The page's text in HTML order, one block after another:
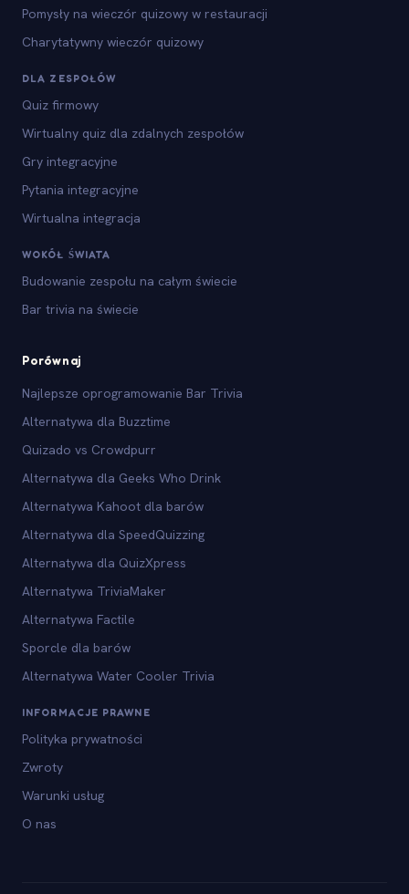
Pomysły na wieczór quizowy w restauracji
Charytatywny wieczór quizowy
DLA ZESPOŁÓW
Quiz firmowy
Wirtualny quiz dla zdalnych zespołów
Gry integracyjne
Pytania integracyjne
Wirtualna integracja
WOKÓŁ ŚWIATA
Budowanie zespołu na całym świecie
Bar trivia na świecie
Porównaj
Najlepsze oprogramowanie Bar Trivia
Alternatywa dla Buzztime
Quizado vs Crowdpurr
Alternatywa dla Geeks Who Drink
Alternatywa Kahoot dla barów
Alternatywa dla SpeedQuizzing
Alternatywa dla QuizXpress
Alternatywa TriviaMaker
Alternatywa Factile
Sporcle dla barów
Alternatywa Water Cooler Trivia
INFORMACJE PRAWNE
Polityka prywatności
Zwroty
Warunki usług
O nas